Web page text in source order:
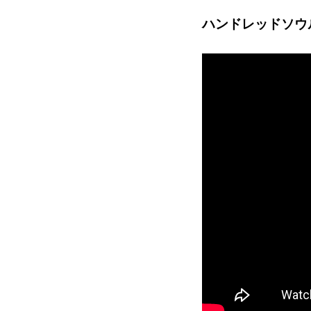
ハンドレッドソ